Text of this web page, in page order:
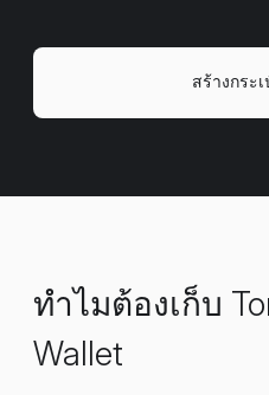
สร้างกระ
ทำไมต้องเก็บ
Wallet